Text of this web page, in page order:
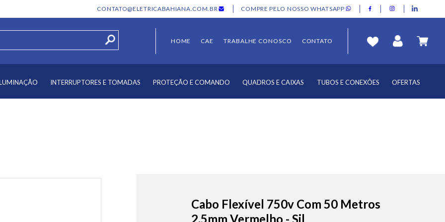
CONTATO@ELETRICABAHIANA.COM.BR COMPRE PELO NOSSO WHATSAPP
HOME CAE TRABALHE CONOSCO CONTATO
INTERRUPTORES E TOMADAS PROTEÇÃO E COMANDO QUADROS E CAIXAS TUBOS E CONEXÕES OFERTAS
Cabo Flexível 750v Com 50 Metros
2,5mm Vermelho - Sil